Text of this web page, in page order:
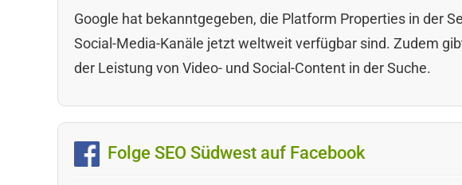
Google hat bekanntgegeben, die Platform Properties in der
Social-Media-Kanäle jetzt weltweit verfügbar sind. Zudem
der Leistung von Video- und Social-Content in der Suche.
Folge SEO Südwest auf Facebook